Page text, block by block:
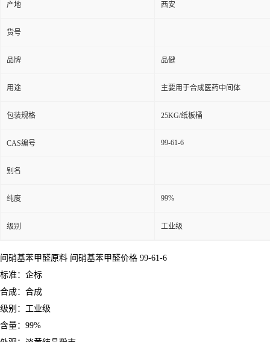
产地 西安
货号
品牌 品健
用途 主要用于合成医药中间体
包装规格 25KG/纸板桶
CAS编号 99-61-6
别名
纯度 99%
级别 工业级
间硝基苯甲醛原料 间硝基苯甲醛价格 99-61-6
标准：企标
合成：合成
级别：工业级
含量：99%